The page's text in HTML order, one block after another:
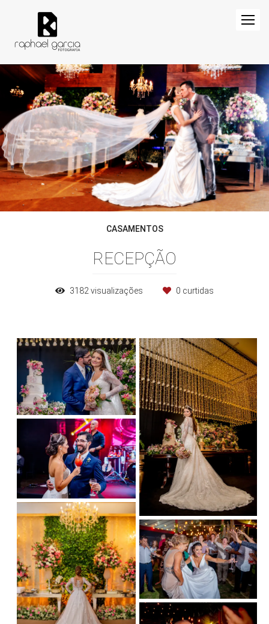
CASAMENTOS
RECEPÇÃO
3182 visualizações 0 curtidas